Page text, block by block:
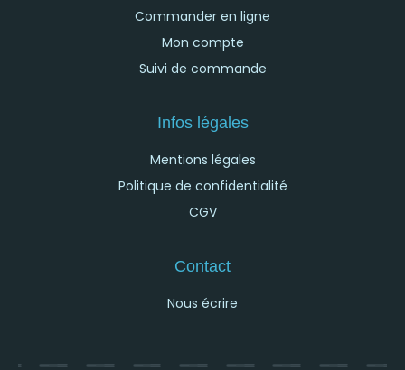
Commander en ligne
Mon compte
Suivi de commande
Infos légales
Mentions légales
Politique de confidentialité
CGV
Contact
Nous écrire